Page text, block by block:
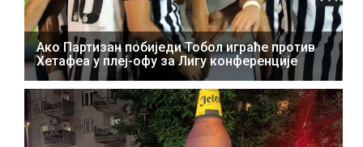
Ако Партизан побиједи Тобол играће против
Хетафеа у плеј-офу за Лигу конференције